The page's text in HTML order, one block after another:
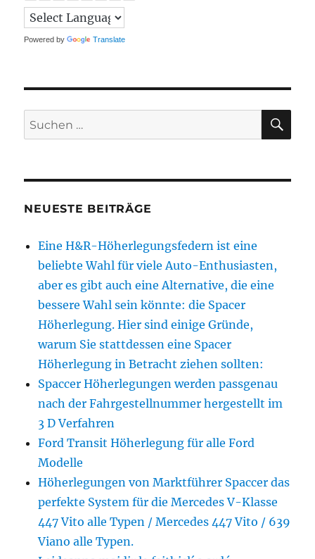
Powered by Translate
Suchen
nach:
NEUESTE BEITRÄGE
Eine H&R-Höherlegungsfedern ist eine
beliebte Wahl für viele Auto-Enthusiasten,
aber es gibt auch eine Alternative, die eine
bessere Wahl sein könnte: die Spacer
Höherlegung. Hier sind einige Gründe,
warum Sie stattdessen eine Spacer
Höherlegung in Betracht ziehen sollten:
Spaccer Höherlegungen werden passgenau
nach der Fahrgestellnummer hergestellt im
3 D Verfahren
Ford Transit Höherlegung für alle Ford
Modelle
Höherlegungen von Marktführer Spaccer das
perfekte System für die Mercedes V-Klasse
447 Vito alle Typen / Mercedes 447 Vito / 639
Viano alle Typen.